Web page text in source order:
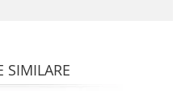
SIMILARE